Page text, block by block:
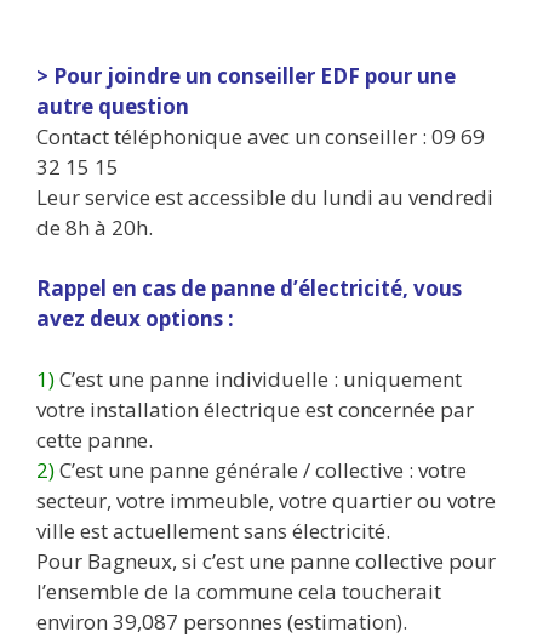
> Pour joindre un conseiller EDF pour une
autre question
Contact téléphonique avec un conseiller : 09 69
32 15 15
Leur service est accessible du lundi au vendredi
de 8h à 20h.
Rappel en cas de panne d’électricité, vous
avez deux options :
1)C’est une panne individuelle : uniquement
votre installation électrique est concernée par
cette panne.
2)C’est une panne générale / collective : votre
secteur, votre immeuble, votre quartier ou votre
ville est actuellement sans électricité.
Pour Bagneux, si c’est une panne collective pour
l’ensemble de la commune cela toucherait
environ 39,087 personnes (estimation).